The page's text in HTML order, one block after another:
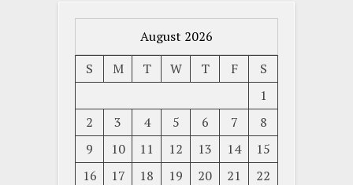
August 2026
S
M T W T F
S
1
2
3 4 5 6 7
8
9
10 11 12 13 14
15
16
17 18 19 20 21
22